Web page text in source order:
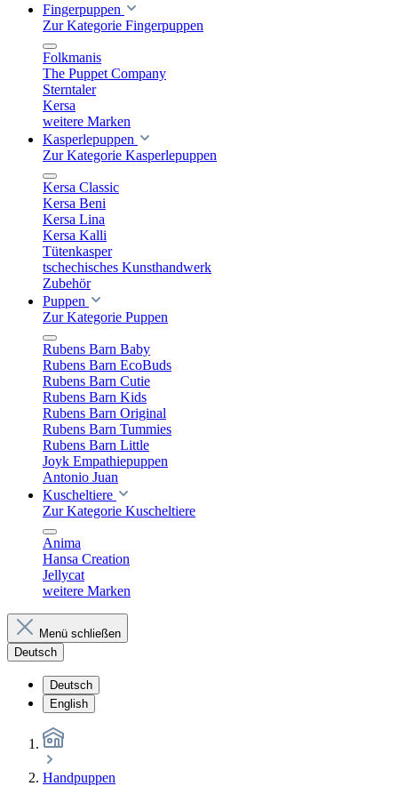
Fingerpuppen
Zur Kategorie Fingerpuppen
Folkmanis
The Puppet Company
Sterntaler
Kersa
weitere Marken
Kasperlepuppen
Zur Kategorie Kasperlepuppen
Kersa Classic
Kersa Beni
Kersa Lina
Kersa Kalli
Tütenkasper
tschechisches Kunsthandwerk
Zubehör
Puppen
Zur Kategorie Puppen
Rubens Barn Baby
Rubens Barn EcoBuds
Rubens Barn Cutie
Rubens Barn Kids
Rubens Barn Original
Rubens Barn Tummies
Rubens Barn Little
Joyk Empathiepuppen
Antonio Juan
Kuscheltiere
Zur Kategorie Kuscheltiere
Anima
Hansa Creation
Jellycat
weitere Marken
Menü schließen
Deutsch
Deutsch
English
Handpuppen